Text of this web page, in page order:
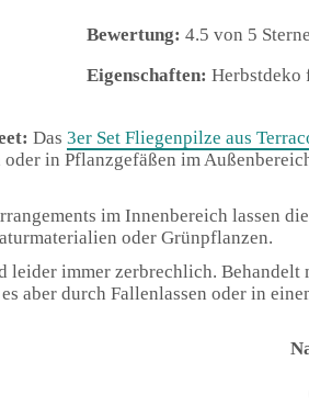
Bewertung: 4.5 von 5
Eigenschaften: Herbstdeko
Das 3er Set Fliegenpilze aus
in Pflanzgefäßen im
im Innenbereich lassen
oder Grünpflanzen.
leider immer zerbrechlich.
aber durch Fallenlassen oder in